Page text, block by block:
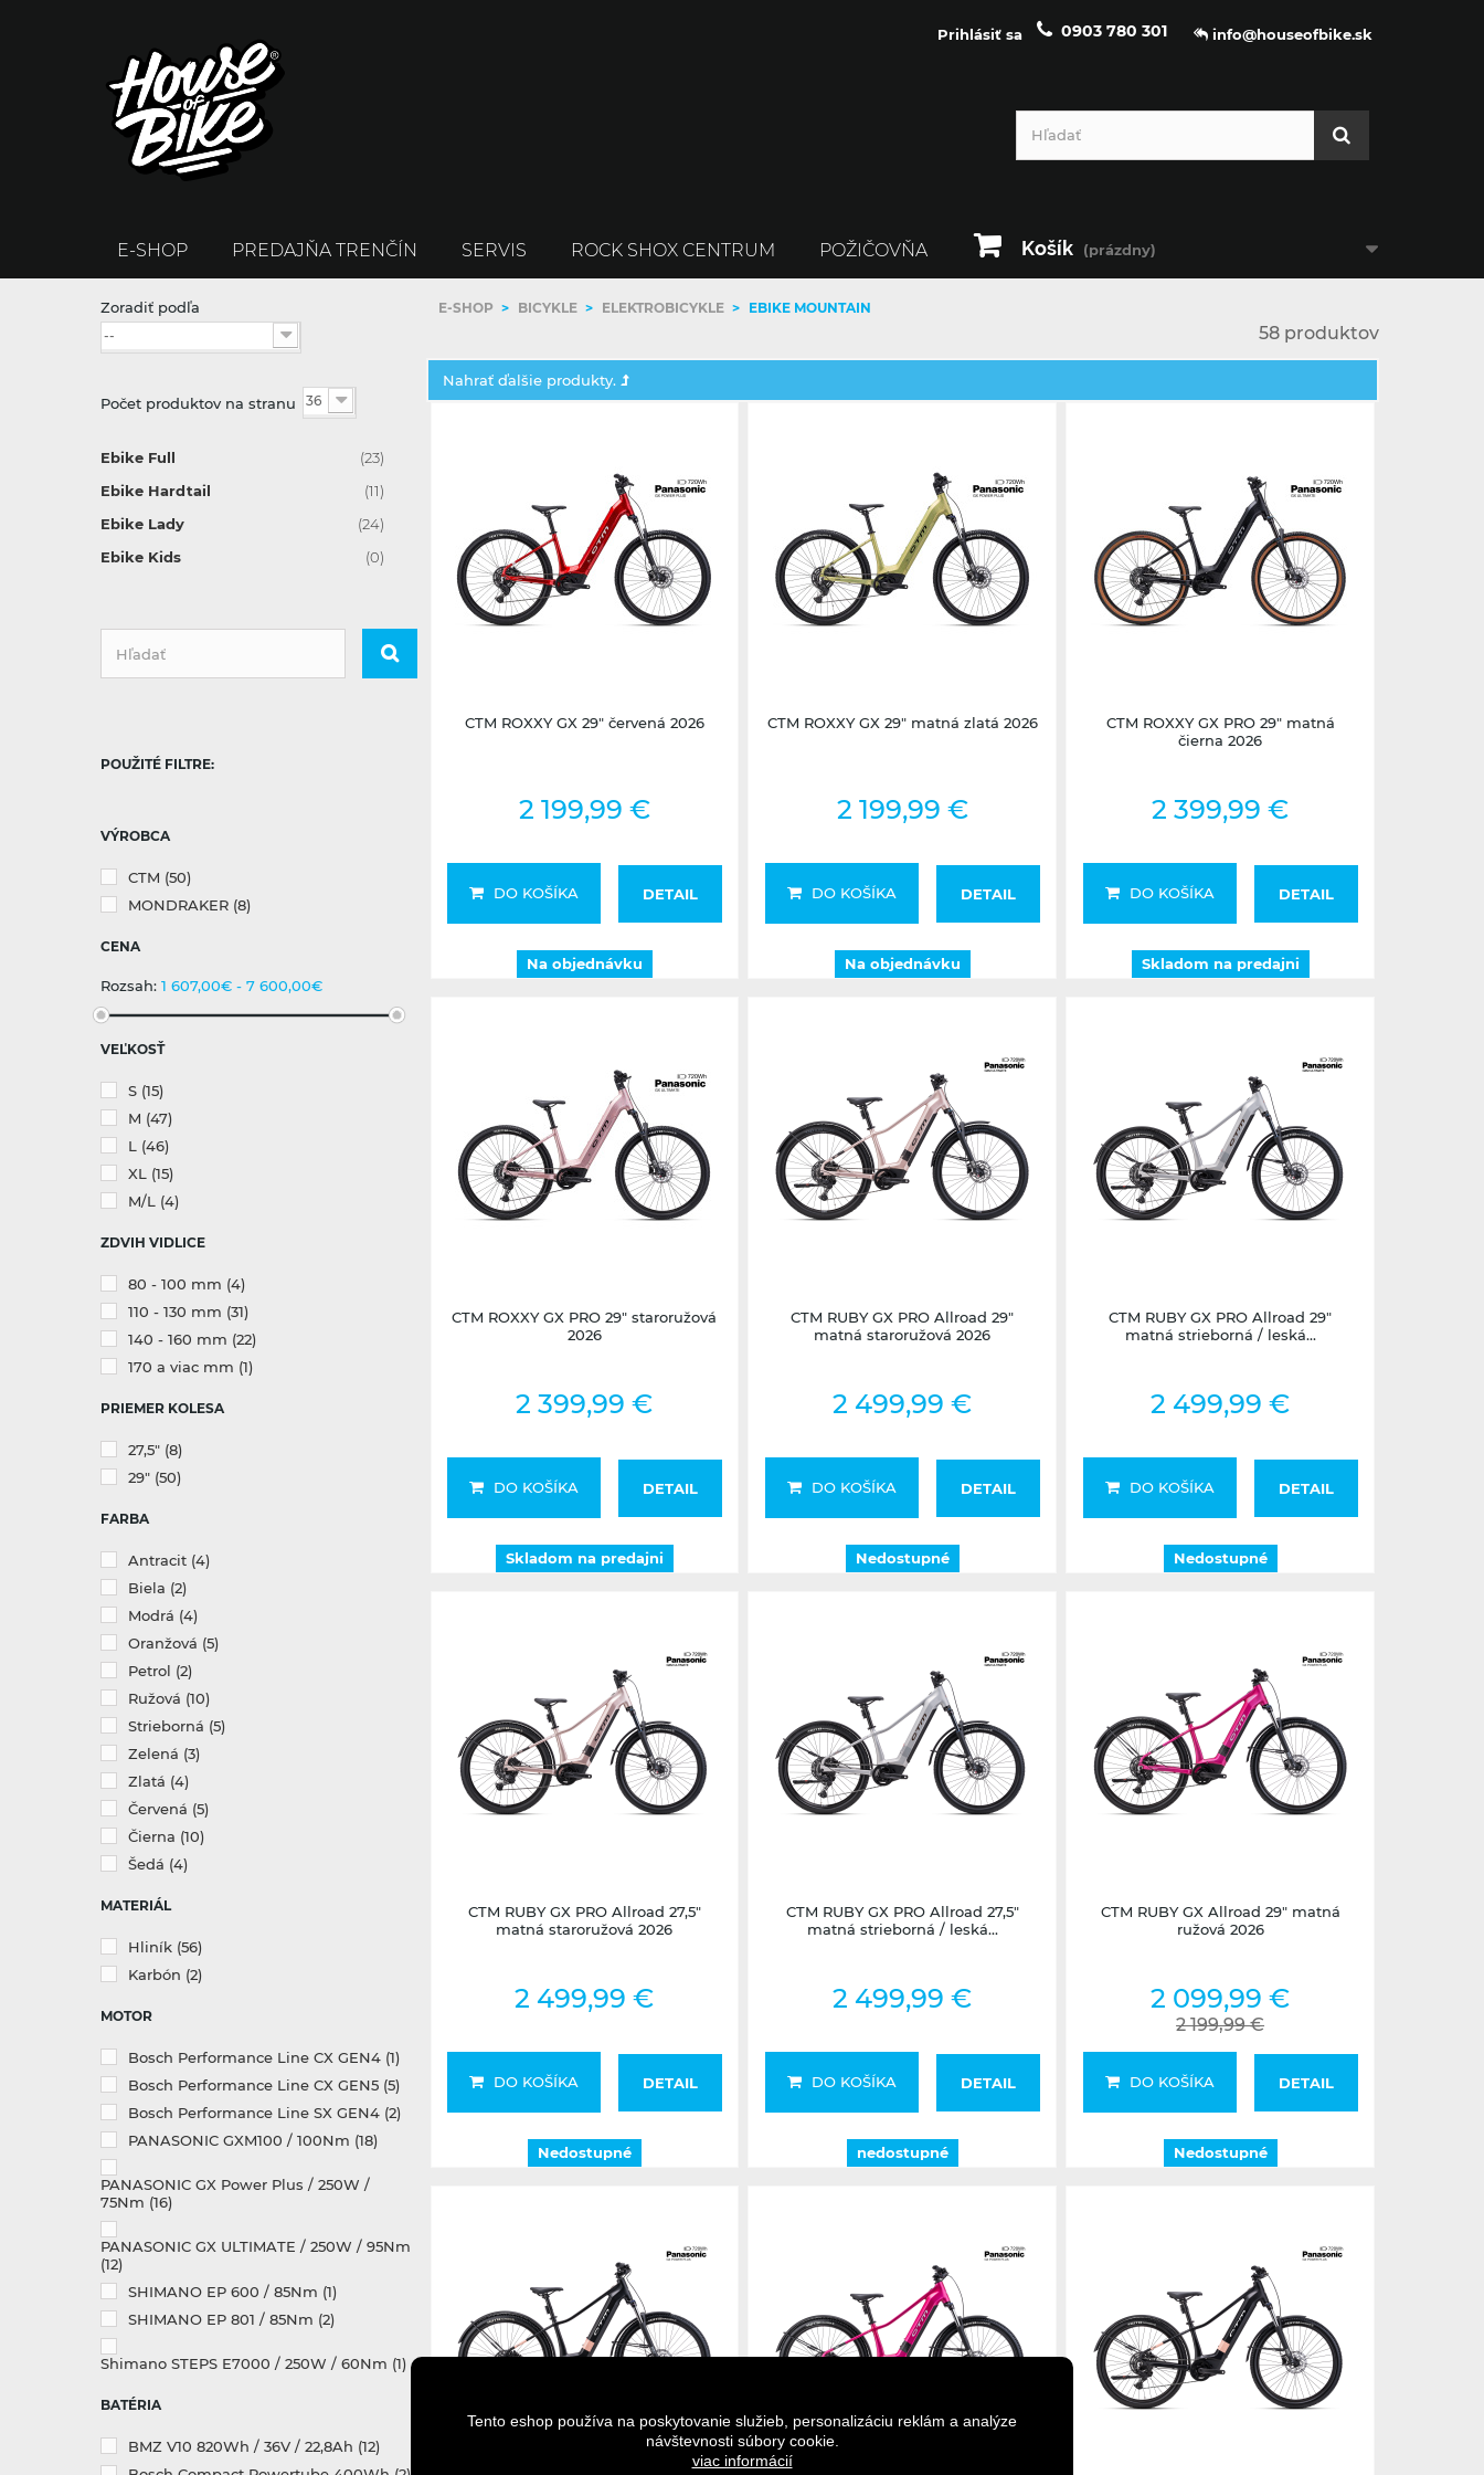
Tento eshop používa na poskytovanie služieb, personalizáciu reklám a analýze
návštevnosti súbory cookie.
viac informácií
info@houseofbike.sk
0903 780 301
Prihlásiť sa
Košík (prázdny)
E-SHOP PREDAJŇA TRENČÍN SERVIS ROCK SHOX CENTRUM POŽIČOVŇA
Zoradiť podľa
--
Počet produktov na stranu 36
Ebike Full
(23)
Ebike Hardtail
(11)
Ebike Lady
(24)
Ebike Kids
(0)
POUŽITÉ FILTRE:
VÝROBCA
CTM (50)
MONDRAKER (8)
CENA
Rozsah: 1 607,00€ - 7 600,00€
VEĽKOSŤ
S (15)
M (47)
L (46)
XL (15)
M/L (4)
ZDVIH VIDLICE
80 - 100 mm (4)
110 - 130 mm (31)
140 - 160 mm (22)
170 a viac mm (1)
PRIEMER KOLESA
27,5" (8)
29" (50)
FARBA
Antracit (4)
Biela (2)
Modrá (4)
Oranžová (5)
Petrol (2)
Ružová (10)
Strieborná (5)
Zelená (3)
Zlatá (4)
Červená (5)
Čierna (10)
Šedá (4)
MATERIÁL
Hliník (56)
Karbón (2)
MOTOR
Bosch Performance Line CX GEN4 (1)
Bosch Performance Line CX GEN5 (5)
Bosch Performance Line SX GEN4 (2)
PANASONIC GXM100 / 100Nm (18)
PANASONIC GX Power Plus / 250W /
75Nm (16)
PANASONIC GX ULTIMATE / 250W / 95Nm
(12)
SHIMANO EP 600 / 85Nm (1)
SHIMANO EP 801 / 85Nm (2)
Shimano STEPS E7000 / 250W / 60Nm (1)
BATÉRIA
BMZ V10 820Wh / 36V / 22,8Ah (12)
E-SHOP > BICYKLE > ELEKTROBICYKLE > EBIKE MOUNTAIN
58 produktov
Nahrať ďalšie produkty.
CTM ROXXY GX 29" červená 2026
2 199,99 €
DO KOŠÍKA DETAIL
Na objednávku
CTM ROXXY GX 29" matná zlatá 2026
2 199,99 €
DO KOŠÍKA DETAIL
Na objednávku
CTM ROXXY GX PRO 29" matná
čierna 2026
2 399,99 €
DO KOŠÍKA DETAIL
Skladom na predajni
CTM ROXXY GX PRO 29" staroružová
2026
2 399,99 €
DO KOŠÍKA DETAIL
Skladom na predajni
CTM RUBY GX PRO Allroad 29"
matná staroružová 2026
2 499,99 €
DO KOŠÍKA DETAIL
Nedostupné
CTM RUBY GX PRO Allroad 29"
matná strieborná / leská...
2 499,99 €
DO KOŠÍKA DETAIL
Nedostupné
CTM RUBY GX PRO Allroad 27,5"
matná staroružová 2026
2 499,99 €
DO KOŠÍKA DETAIL
Nedostupné
CTM RUBY GX PRO Allroad 27,5"
matná strieborná / leská...
2 499,99 €
DO KOŠÍKA DETAIL
nedostupné
CTM RUBY GX Allroad 29" matná
ružová 2026
2 099,99 €
2 199,99 €
DO KOŠÍKA DETAIL
Nedostupné